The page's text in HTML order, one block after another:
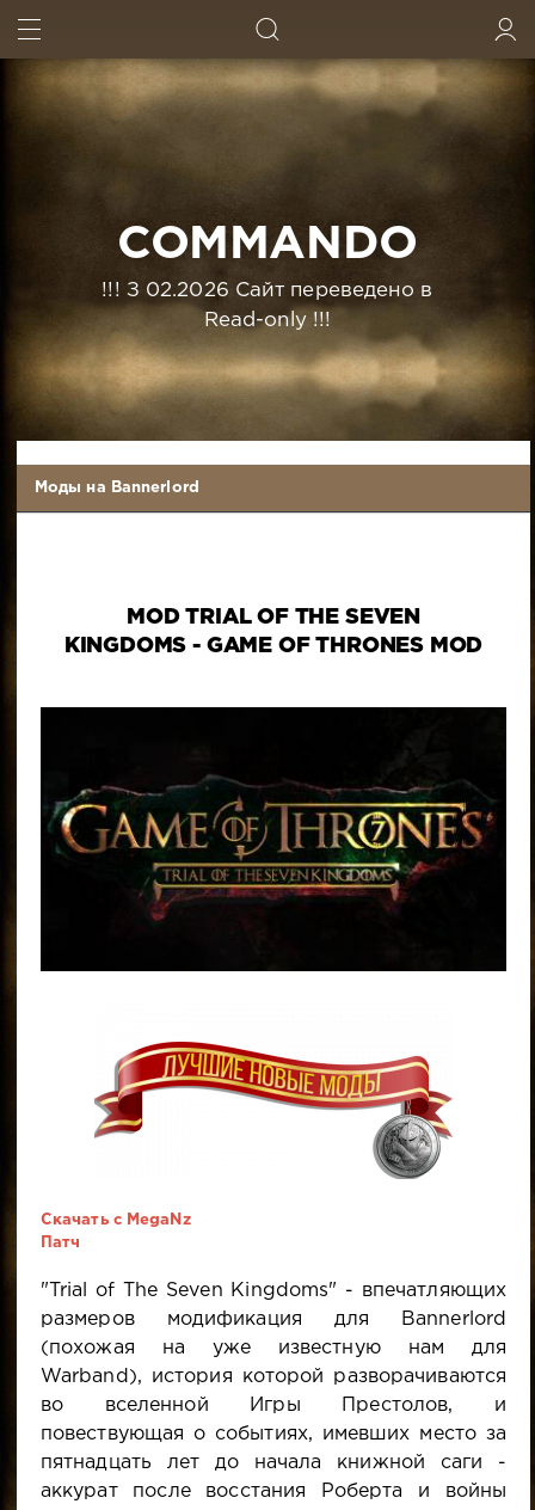
COMMANDO
!!! З 02.2026 Сайт переведено в
Read-only !!!
Моды на Bannerlord
MOD TRIAL OF THE SEVEN
KINGDOMS - GAME OF THRONES MOD
Cкачать с MegaNz
Патч
"Trial of The Seven Kingdoms" - впечатляющих
размеров модификация для Bannerlord
(похожая на уже известную нам для
Warband), история которой разворачиваются
во вселенной Игры Престолов, и
повествующая о событиях, имевших место за
пятнадцать лет до начала книжной саги -
аккурат после восстания Роберта и войны